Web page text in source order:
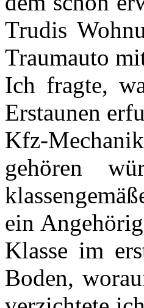
Trudis
Traumauto
Ich fragte,
Erstaunen
Kfz-
gehören
ein
Klasse im
Boden,